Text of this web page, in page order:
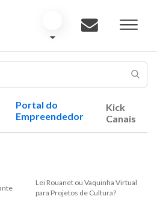
Portal do
Empreendedor
Kick
Canais
Lei Rouanet ou Vaquinha Virtual
para Projetos de Cultura?